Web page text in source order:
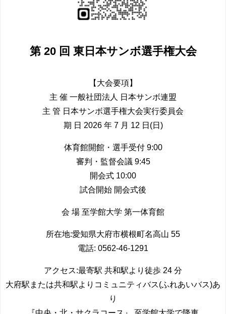
第 20 回 東日本サンボ選手権大会
【大会要項】
主 催 一般社団法人 日本サンボ連盟
主 管 日本サンボ選手権大会実行委員会
期 日 2026 年 7 月 12 日(日)
体育館開館・選手受付 9:00
審判・監督会議 9:45
開会式 10:00
試合開始 開会式後
会 場 至学館大学 第一体育館
所在地:愛知県大府市横根町名高山 55
電話: 0562-46-1291
アクセス:最寄駅 共和駅より徒歩 24 分
大府駅または共和駅よりコミュニティバス(ふれあいバス)あ
り